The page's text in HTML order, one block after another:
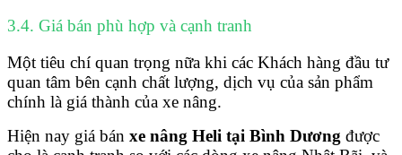
3.4. Giá bán phù hợp và cạnh tranh
Một tiêu chí quan trọng nữa khi các Khách hàng đầu tư
quan tâm bên cạnh chất lượng, dịch vụ của sản phẩm
chính là giá thành của xe nâng.
Hiện nay giá bán xe nâng Heli tại Bình Dương được